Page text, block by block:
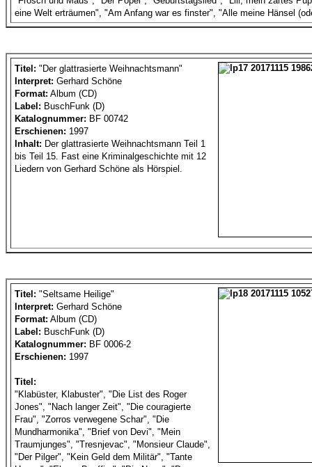
eine Welt erträumen", "Am Anfang war es finster", "Alle meine Hänsel
Titel: "Der glattrasierte Weihnachtsmann"
Interpret: Gerhard Schöne
Format: Album (CD)
Label: BuschFunk (D)
Katalognummer: BF 00742
Erschienen: 1997
Inhalt: Der glattrasierte Weihnachtsmann Teil 1
bis Teil 15. Fast eine Kriminalgeschichte mit 12
Liedern von Gerhard Schöne als Hörspiel.
Titel: "Seltsame Heilige"
Interpret: Gerhard Schöne
Format: Album (CD)
Label: BuschFunk (D)
Katalognummer: BF 0006-2
Erschienen: 1997
Titel:
"Klabüster, Klabuster", "Die List des Roger
Jones", "Nach langer Zeit", "Die couragierte
Frau", "Zorros verwegene Schar", "Die
Mundharmonika", "Brief von Devi", "Mein
Traumjunges", "Tresnjevac", "Monsieur Claude",
"Der Pilger", "Kein Geld dem Militär", "Tante